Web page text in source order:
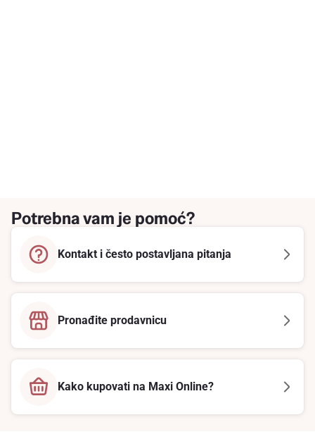
Potrebna vam je pomoć?
Kontakt i često postavljana pitanja
Pronađite prodavnicu
Kako kupovati na Maxi Online?